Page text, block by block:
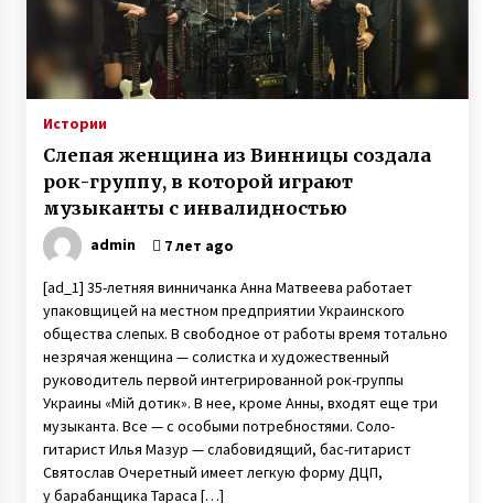
7 лет ago
Четверня у супругов с Прикарпатья — врачи
советовали удалить три эмбриона из
Пенсионер поступил в университет и там
встретил свою любовь
7 лет ago
и не узнала — через девять дней она тоже
сгорела от ковида
3 года ago
Наталья Шамрай воспитывает детей с
инвалидностью
6 лет ago
Истории
Слепая женщина из Винницы создала
рок-группу, в которой играют
музыканты с инвалидностью
admin 7 лет ago
[ad_1] 35-летняя винничанка Анна Матвеева работает
упаковщицей на местном предприятии Украинского
общества слепых. В свободное от работы время тотально
незрячая женщина — солистка и художественный
руководитель первой интегрированной рок-группы
Украины «Мій дотик». В нее, кроме Анны, входят еще три
музыканта. Все — с особыми потребностями. Соло-
гитарист Илья Мазур — слабовидящий, бас-гитарист
Святослав Очеретный имеет легкую форму ДЦП,
у барабанщика Тараса […]